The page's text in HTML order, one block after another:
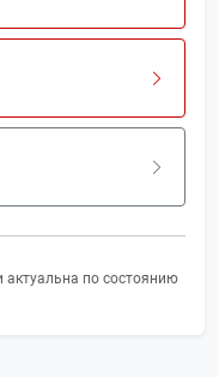
по состоянию